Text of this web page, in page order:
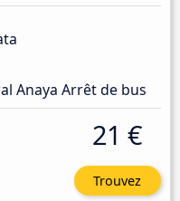
Anaya Arrêt de bus
21 €
Trouvez